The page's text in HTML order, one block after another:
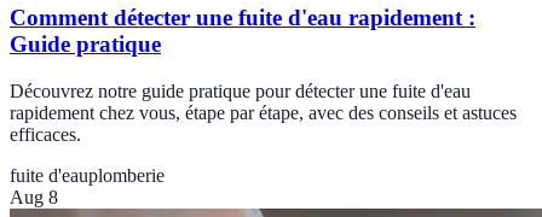
Comment détecter une fuite d'eau rapidement :
Guide pratique
Découvrez notre guide pratique pour détecter une fuite d'eau
rapidement chez vous, étape par étape, avec des conseils et astuces
efficaces.
fuite d'eauplomberie
Aug 8